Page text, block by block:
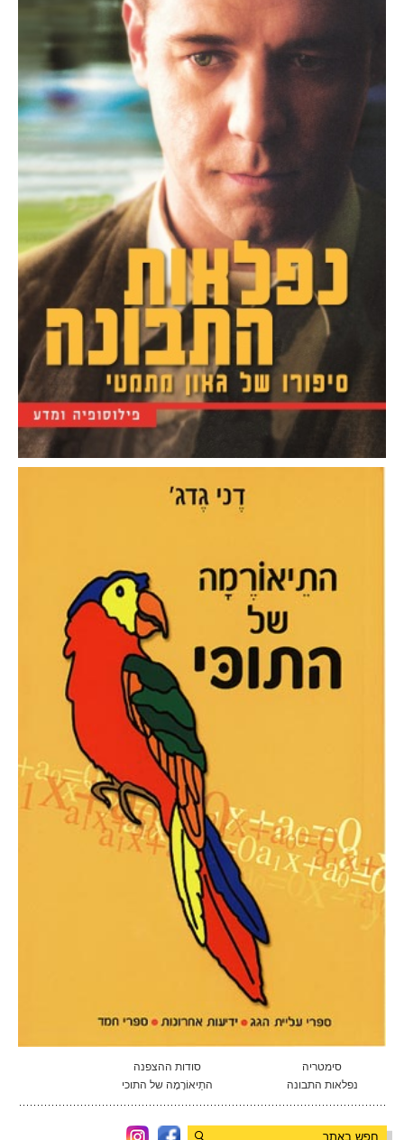
סימטריה
סודות ההצפנה
נפלאות התבונה
התֵיאוֹרֶמָה של התוכי